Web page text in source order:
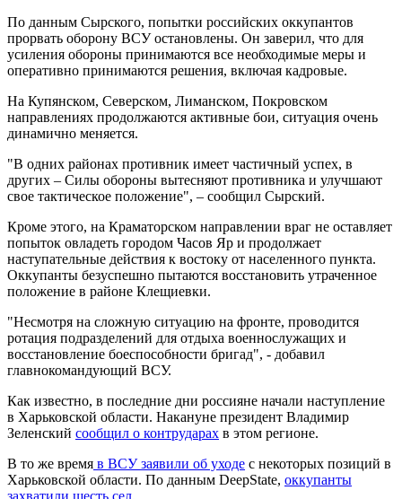
По данным Сырского, попытки российских оккупантов
прорвать оборону ВСУ остановлены. Он заверил, что для
усиления обороны принимаются все необходимые меры и
оперативно принимаются решения, включая кадровые.
На Купянском, Северском, Лиманском, Покровском
направлениях продолжаются активные бои, ситуация очень
динамично меняется.
"В одних районах противник имеет частичный успех, в
других – Силы обороны вытесняют противника и улучшают
свое тактическое положение", – сообщил Сырский.
Кроме этого, на Краматорском направлении враг не оставляет
попыток овладеть городом Часов Яр и продолжает
наступательные действия к востоку от населенного пункта.
Оккупанты безуспешно пытаются восстановить утраченное
положение в районе Клещиевки.
"Несмотря на сложную ситуацию на фронте, проводится
ротация подразделений для отдыха военнослужащих и
восстановление боеспособности бригад", - добавил
главнокомандующий ВСУ.
Как известно, в последние дни россияне начали наступление
в Харьковской области. Накануне президент Владимир
Зеленский сообщил о контрударах в этом регионе.
В то же время в ВСУ заявили об уходе с некоторых позиций в
Харьковской области. По данным DeepState, оккупанты
захватили шесть сел.